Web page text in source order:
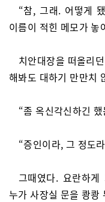
“참, 그래. 어떻게
이름이 적힌 메모가 놓
치안대장을 떠올리
해봐도 대하기 만만치
“좀 옥신각신하긴
“증인이라, 그 정도
그때였다. 요란하
누가 사장실 문을 쾅쾅